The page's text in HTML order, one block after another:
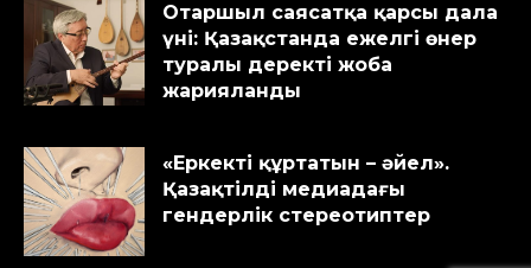
Отаршыл саясатқа қарсы дала
үні: Қазақстанда ежелгі өнер
туралы деректі жоба
жарияланды
«Еркекті құртатын – әйел».
Қазақтілді медиадағы
гендерлік стереотиптер